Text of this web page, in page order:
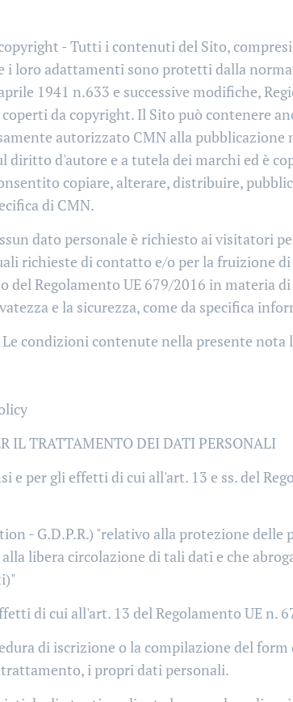
- Tutti i contenuti del Sito,
i loro adattamenti sono protetti dalla
1941 n.633 e successive modifiche,
da copyright. Il Sito può contenere
autorizzato CMN alla
diritto d'autore e a tutela dei marchi ed è
copiare, alterare, distribuire,
di CMN.
dato personale è richiesto ai visitatori
richieste di contatto e/o per la fruizione
Regolamento UE 679/2016 in materia
e la sicurezza, come da specifica
condizioni contenute nella presente nota
IL TRATTAMENTO DEI DATI PERSONALI
e per gli effetti di cui all'art. 13 e ss. del
- G.D.P.R.) "relativo alla protezione
libera circolazione di tali dati e che
di cui all'art. 13 del Regolamento UE n.
di iscrizione o la compilazione del
i propri dati personali.